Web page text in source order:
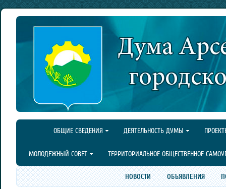
ОБЩИЕ СВЕДЕНИЯ ДЕЯТЕЛЬНОСТЬ ДУМЫ
МОЛОДЕЖНЫЙ СОВЕТ ТЕРРИТОРИАЛЬНОЕ ОБЩЕСТВЕННОЕ
НОВОСТИ ОБЪЯВЛЕНИЯ